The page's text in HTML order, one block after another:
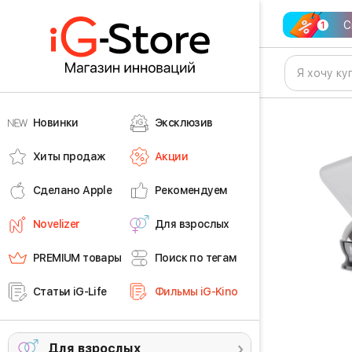
Новинки Эксклюзив
Хиты продаж Акции
Сделано Apple Рекомендуем
Novelizer Для взрослых
PREMIUM товары Поиск по тегам
Статьи iG-Life Фильмы iG-Kino
Для взрослых